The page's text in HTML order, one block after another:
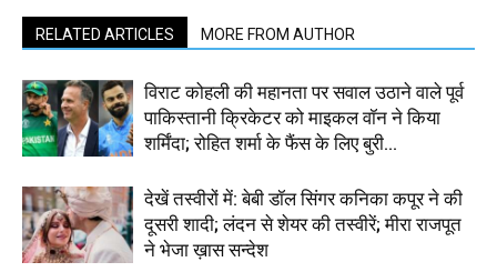
RELATED ARTICLES MORE FROM AUTHOR
विराट कोहली की महानता पर सवाल उठाने वाले पूर्व
पाकिस्तानी क्रिकेटर को माइकल वॉन ने किया
शर्मिंदा; रोहित शर्मा के फैंस के लिए बुरी...
देखें तस्वीरों में: बेबी डॉल सिंगर कनिका कपूर ने की
दूसरी शादी; लंदन से शेयर की तस्वीरें; मीरा राजपूत
ने भेजा ख़ास सन्देश